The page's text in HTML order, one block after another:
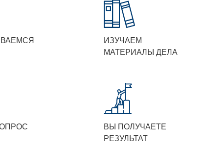
ИЗУЧАЕМ
МАТЕРИАЛЫ ДЕЛА
ВЫ ПОЛУЧАЕТЕ
РЕЗУЛЬТАТ